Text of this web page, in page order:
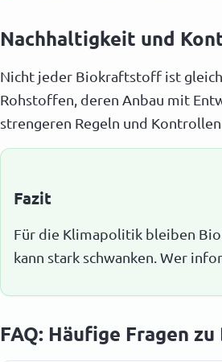
Nachhaltigkeit und
Nicht jeder Biokraftstoff ist
Rohstoffen, deren Anbau mit
strengeren Regeln und
Fazit
Für die Klimapolitik bleiben
kann stark schwanken. Wer
FAQ: Häufige Fragen